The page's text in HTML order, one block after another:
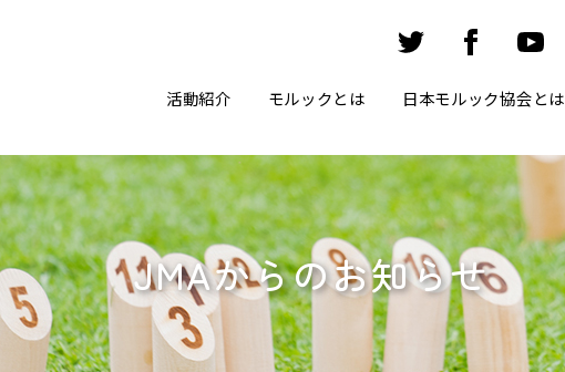
活動紹介 モルックとは 日本モルック協会とは
JMAからのお知らせ